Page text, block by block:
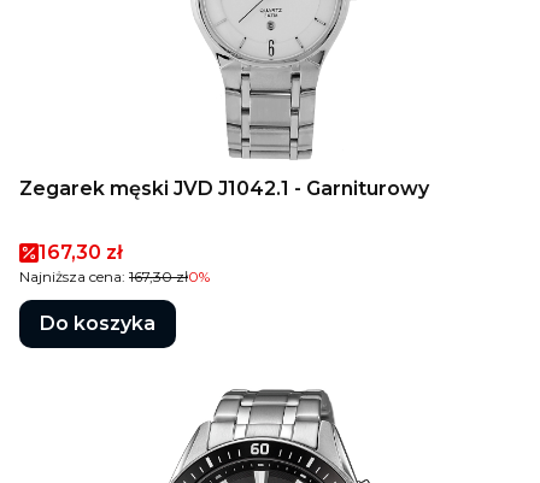
Zegarek męski JVD J1042.1 - Garniturowy
Cena promocyjna
167,30 zł
Najniższa cena: 167,30 zł0%
Do koszyka